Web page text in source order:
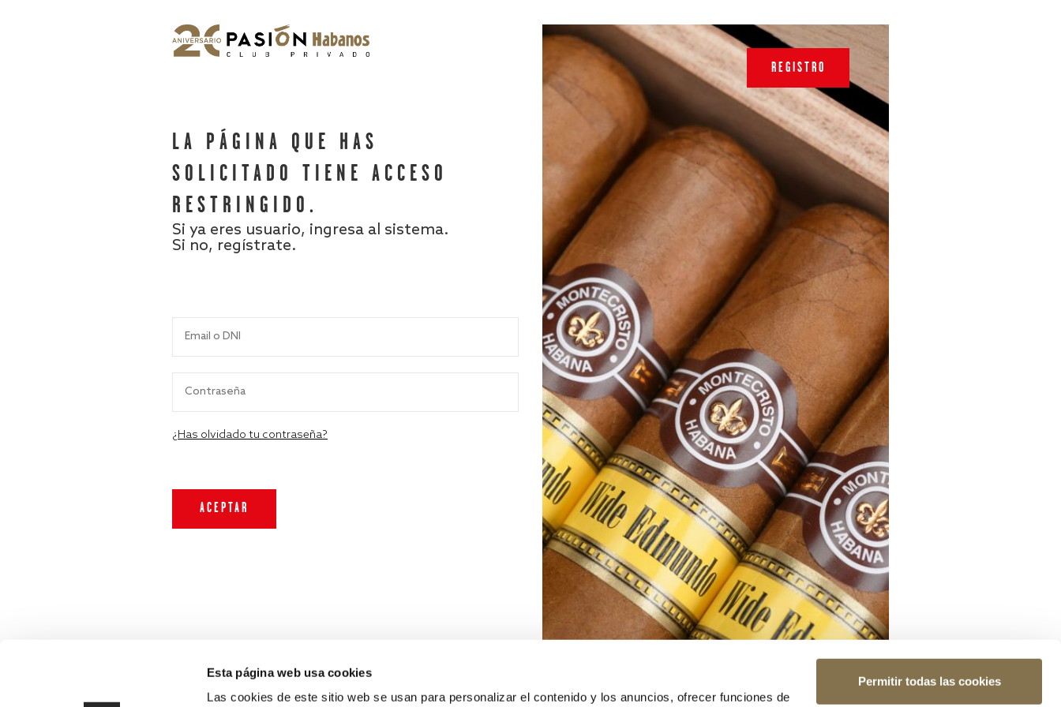
Esta página web usa cookies
Las cookies de este sitio web se usan para personalizar el contenido y los anuncios, ofrecer funciones de
Permitir todas las cookies
LA PÁGINA QUE HAS
SOLICITADO TIENE ACCESO
RESTRINGIDO.
Si ya eres usuario, ingresa al sistema.
Si no, regístrate.
¿Has olvidado tu contraseña?
REGISTRO